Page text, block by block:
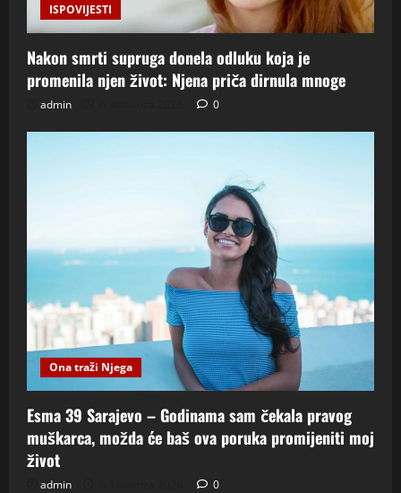
ISPOVIJESTI
Nakon smrti supruga donela odluku koja je
promenila njen život: Njena priča dirnula mnoge
admin 0
Ona traži Njega
Esma 39 Sarajevo – Godinama sam čekala pravog
muškarca, možda će baš ova poruka promijeniti moj
život
admin 0